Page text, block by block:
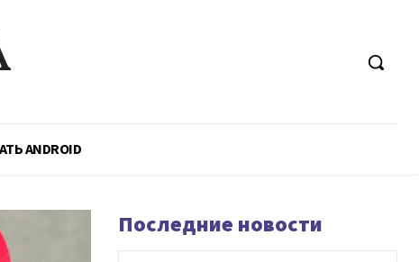
ANDROID
Последние новости